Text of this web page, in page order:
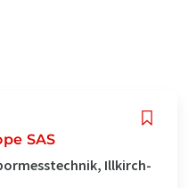
SAS
Illkirch-